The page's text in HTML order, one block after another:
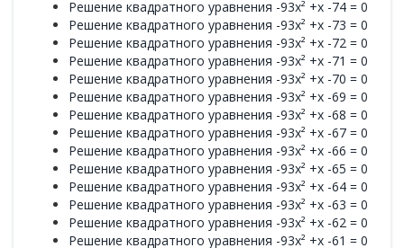
Решение квадратного уравнения -93x² +x -74 = 0
Решение квадратного уравнения -93x² +x -73 = 0
Решение квадратного уравнения -93x² +x -72 = 0
Решение квадратного уравнения -93x² +x -71 = 0
Решение квадратного уравнения -93x² +x -70 = 0
Решение квадратного уравнения -93x² +x -69 = 0
Решение квадратного уравнения -93x² +x -68 = 0
Решение квадратного уравнения -93x² +x -67 = 0
Решение квадратного уравнения -93x² +x -66 = 0
Решение квадратного уравнения -93x² +x -65 = 0
Решение квадратного уравнения -93x² +x -64 = 0
Решение квадратного уравнения -93x² +x -63 = 0
Решение квадратного уравнения -93x² +x -62 = 0
Решение квадратного уравнения -93x² +x -61 = 0